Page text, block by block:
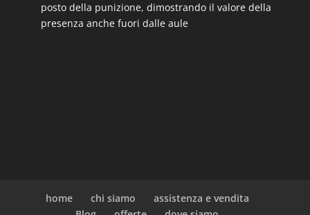
posto della punizione, dimostrando il valore della
presenza anche fuori dalle aule
home chi siamo
assistenza e vendita